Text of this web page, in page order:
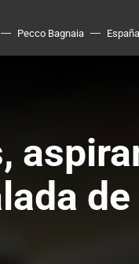
Pecco Bagnaia España